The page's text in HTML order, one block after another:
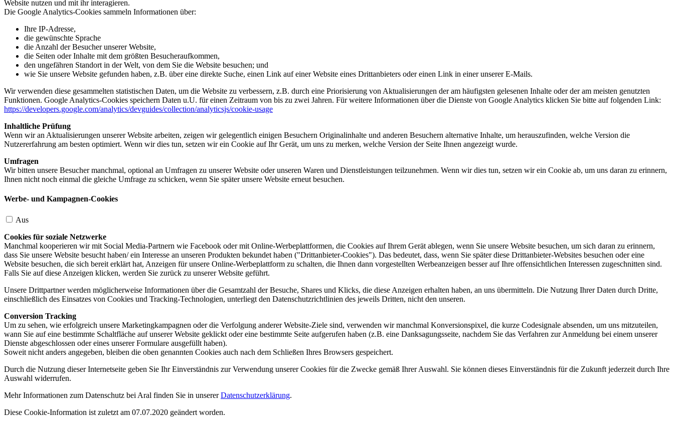
Website nutzen und mit ihr interagieren.
Die Google Analytics-Cookies sammeln Informationen über:
Ihre IP-Adresse,
die gewünschte Sprache
die Anzahl der Besucher unserer Website,
die Seiten oder Inhalte mit dem größten Besucheraufkommen,
den ungefähren Standort in der Welt, von dem Sie die Website besuchen; und
wie Sie unsere Website gefunden haben, z.B. über eine direkte Suche, einen Link auf einer Website eines Drittanbieters oder einen Link in einer unserer E-Mails.
Wir verwenden diese gesammelten statistischen Daten, um die Website zu verbessern, z.B. durch eine Priorisierung von Aktualisierungen der am häufigsten gelesenen Inhalte oder der am meisten genutzten
Funktionen. Google Analytics-Cookies speichern Daten u.U. für einen Zeitraum von bis zu zwei Jahren. Für weitere Informationen über die Dienste von Google Analytics klicken Sie bitte auf folgenden Link:
https://developers.google.com/analytics/devguides/collection/analyticsjs/cookie-usage
Inhaltliche Prüfung
Wenn wir an Aktualisierungen unserer Website arbeiten, zeigen wir gelegentlich einigen Besuchern Originalinhalte und anderen Besuchern alternative Inhalte, um herauszufinden, welche Version die
Nutzererfahrung am besten optimiert. Wenn wir dies tun, setzen wir ein Cookie auf Ihr Gerät, um uns zu merken, welche Version der Seite Ihnen angezeigt wurde.
Umfragen
Wir bitten unsere Besucher manchmal, optional an Umfragen zu unserer Website oder unseren Waren und Dienstleistungen teilzunehmen. Wenn wir dies tun, setzen wir ein Cookie ab, um uns daran zu erinnern,
Ihnen nicht noch einmal die gleiche Umfrage zu schicken, wenn Sie später unsere Website erneut besuchen.
Werbe- und Kampagnen-Cookies
Aus
Cookies für soziale Netzwerke
Manchmal kooperieren wir mit Social Media-Partnern wie Facebook oder mit Online-Werbeplattformen, die Cookies auf Ihrem Gerät ablegen, wenn Sie unsere Website besuchen, um sich daran zu erinnern,
dass Sie unsere Website besucht haben/ ein Interesse an unseren Produkten bekundet haben ("Drittanbieter-Cookies"). Das bedeutet, dass, wenn Sie später diese Drittanbieter-Websites besuchen oder eine
Website besuchen, die sich bereit erklärt hat, Anzeigen für unsere Online-Werbeplattform zu schalten, die Ihnen dann vorgestellten Werbeanzeigen besser auf Ihre offensichtlichen Interessen zugeschnitten sind.
Falls Sie auf diese Anzeigen klicken, werden Sie zurück zu unserer Website geführt.
Unsere Drittpartner werden möglicherweise Informationen über die Gesamtzahl der Besuche, Shares und Klicks, die diese Anzeigen erhalten haben, an uns übermitteln. Die Nutzung Ihrer Daten durch Dritte,
einschließlich des Einsatzes von Cookies und Tracking-Technologien, unterliegt den Datenschutzrichtlinien des jeweils Dritten, nicht den unseren.
Conversion Tracking
Um zu sehen, wie erfolgreich unsere Marketingkampagnen oder die Verfolgung anderer Website-Ziele sind, verwenden wir manchmal Konversionspixel, die kurze Codesignale absenden, um uns mitzuteilen,
wann Sie auf eine bestimmte Schaltfläche auf unserer Website geklickt oder eine bestimmte Seite aufgerufen haben (z.B. eine Danksagungsseite, nachdem Sie das Verfahren zur Anmeldung bei einem unserer
Dienste abgeschlossen oder eines unserer Formulare ausgefüllt haben).
Soweit nicht anders angegeben, bleiben die oben genannten Cookies auch nach dem Schließen Ihres Browsers gespeichert.
Durch die Nutzung dieser Internetseite geben Sie Ihr Einverständnis zur Verwendung unserer Cookies für die Zwecke gemäß Ihrer Auswahl. Sie können dieses Einverständnis für die Zukunft jederzeit durch Ihre
Auswahl widerrufen.
Mehr Informationen zum Datenschutz bei Aral finden Sie in unsererDatenschutzerklärung.
Diese Cookie-Information ist zuletzt am 07.07.2020 geändert worden.